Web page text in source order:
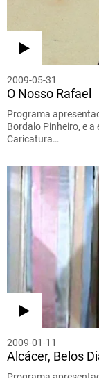
2009-05-31
O Nosso Rafael
Programa
Bordalo Pinheiro, e a
Caricatura…
2009-01-11
Alcácer, Belos